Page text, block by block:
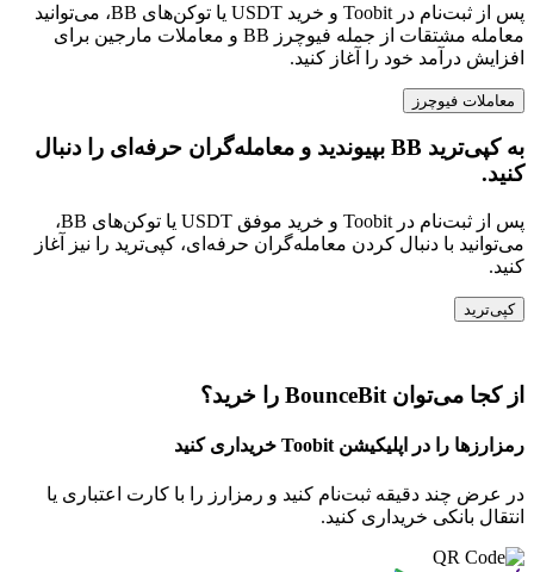
پس از ثبت‌نام در Toobit و خرید USDT یا توکن‌های BB، می‌توانید
معامله مشتقات از جمله فیوچرز BB و معاملات مارجین برای
افزایش درآمد خود را آغاز کنید.
معاملات فیوچرز
به کپی‌ترید BB بپیوندید و معامله‌گران حرفه‌ای را دنبال
کنید.
پس از ثبت‌نام در Toobit و خرید موفق USDT یا توکن‌های BB،
می‌توانید با دنبال کردن معامله‌گران حرفه‌ای، کپی‌ترید را نیز آغاز
کنید.
کپی‌ترید
از کجا می‌توان BounceBit را خرید؟
رمزارزها را در اپلیکیشن Toobit خریداری کنید
در عرض چند دقیقه ثبت‌نام کنید و رمزارز را با کارت اعتباری یا
انتقال بانکی خریداری کنید.